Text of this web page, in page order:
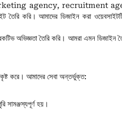
a marketing agency,
আমাদের ডিজাইন করা ওয়েবসাইটটি
অভিজ্ঞতা তৈরি করি। আমরা এমন ডিজাইন
করে। আমাদের সেবা অন্তর্ভুক্ত:
সামঞ্জস্যপূর্ণ হয়।